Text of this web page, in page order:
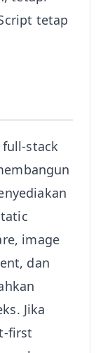
tetap
full-stack
image
dan
Jika
first